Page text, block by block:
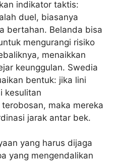
indikator taktis:
duel, biasanya
bertahan. Belanda bisa
mengurangi risiko
menaikkan
keunggulan. Swedia
bentuk: jika lini
kesulitan
maka mereka
jarak antar bek.
yang harus dijaga
yang mengendalikan